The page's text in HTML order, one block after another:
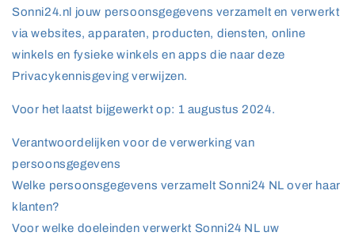
Sonni24.nl jouw persoonsgegevens verzamelt en verwerkt
via websites, apparaten, producten, diensten, online
winkels en fysieke winkels en apps die naar deze
Privacykennisgeving verwijzen.
Voor het laatst bijgewerkt op: 1 augustus 2024.
Verantwoordelijken voor de verwerking van
persoonsgegevens
Welke persoonsgegevens verzamelt Sonni24 NL over haar
klanten?
Voor welke doeleinden verwerkt Sonni24 NL uw